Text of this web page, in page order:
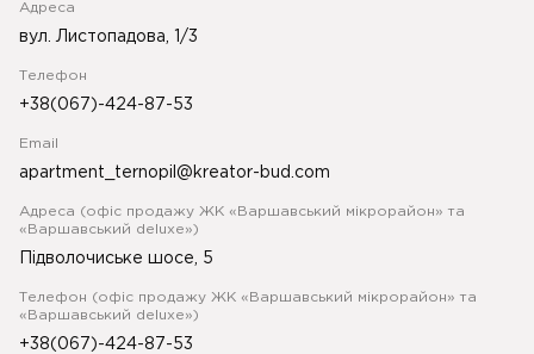
Адреса
вул. Листопадова, 1/3
Телефон
+38(067)-424-87-53
Email
apartment_ternopil@kreator-bud.com
Адреса (офіс продажу ЖК «Варшавський мікрорайон» та
«Варшавський deluxe»)
Підволочиське шосе, 5
Телефон (офіс продажу ЖК «Варшавський мікрорайон» та
«Варшавський deluxe»)
+38(067)-424-87-53